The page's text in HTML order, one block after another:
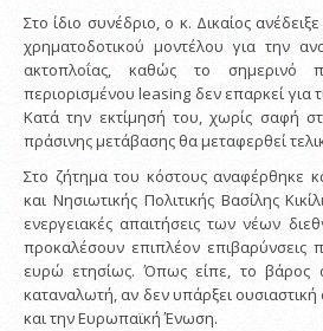
Στο ίδιο συνέδριο, ο κ. Δικαίος
χρηματοδοτικού μοντέλου για την
ακτοπλοΐας, καθώς το σημερινό
περιορισμένου leasing δεν επαρκεί για
Κατά την εκτίμησή του, χωρίς σαφή
πράσινης μετάβασης θα μεταφερθεί
Στο ζήτημα του κόστους αναφέρθηκε
και Νησιωτικής Πολιτικής Βασίλης
ενεργειακές απαιτήσεις των νέων
προκαλέσουν επιπλέον επιβαρύνσεις
ευρώ ετησίως. Όπως είπε, το βάρος
καταναλωτή, αν δεν υπάρξει ουσιαστική
και την Ευρωπαϊκή Ένωση.